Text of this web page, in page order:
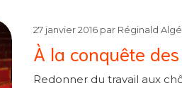
À la conquête
27 janvier 2016 par Réginald
Redonner du travail aux